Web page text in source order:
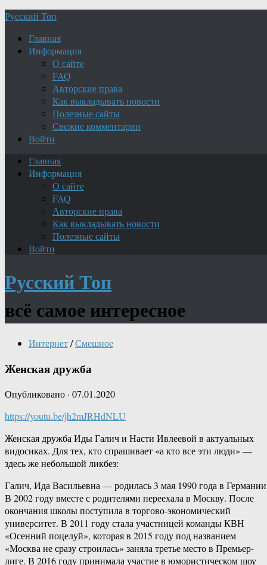
Русский Топ
Главная
Информация
О сайте
FAQ
Авторские права
Как выкладывать новости
Полезные сайты
Свежие комментарии
Войти
Главная
Информация
О сайте
FAQ
Авторские права
Как выкладывать новости
Полезные сайты
Войти
Русский Топ
всё самое интересное
Интернет/Смешное
Женская дружба
Опубликовано · 07.01.2020
https://youtu.be/jh2mJRHdNLU
Женская дружба Иды Галич и Насти Ивлеевой в актуальных
видосиках. Для тех, кто спрашивает «а кто все эти люди» —
здесь же небольшой ликбез:
Галич, Ида Васильевна — родилась 3 мая 1990 года в
В 2002 году вместе с родителями переехала в Москву. После
окончания школы поступила в торгово-экономический
университет. В 2011 году стала участницей команды КВН
«Осенний поцелуй», которая в 2015 году под названием
«Москва не сразу строилась» заняла третье место в Премьер-
лиге. В 2016 году принимала участие в юмористическом шоу